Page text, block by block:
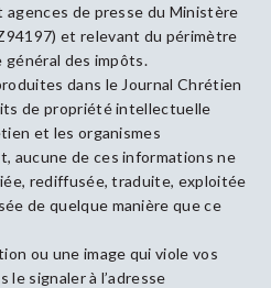
de presse du Ministère
et relevant du périmètre
général des impôts.
dans le Journal Chrétien
de propriété intellectuelle
et les organismes
aucune de ces informations ne
rediffusée, traduite, exploitée
de quelque manière que ce
ou une image qui viole vos
le signaler à l’adresse